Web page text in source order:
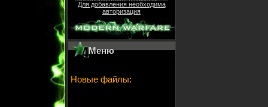
Для добавления необходима
авторизация
Меню
Новые файлы: